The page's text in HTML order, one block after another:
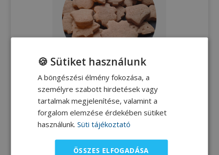
Loprofin keksz
variációk
Kiss Erika dietetikus receptje
🍪 Sütiket használunk
A böngészési élmény fokozása, a
személyre szabott hirdetések vagy
tartalmak megjelenítése, valamint a
forgalom elemzése érdekében sütiket
használunk. Süti tájékoztató
ÖSSZES ELFOGADÁSA